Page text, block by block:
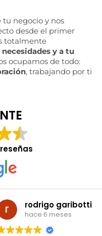
tu negocio y nos
desde el primer
totalmente
y a tu
ocupamos de todo:
, trabajando por ti
reseñas